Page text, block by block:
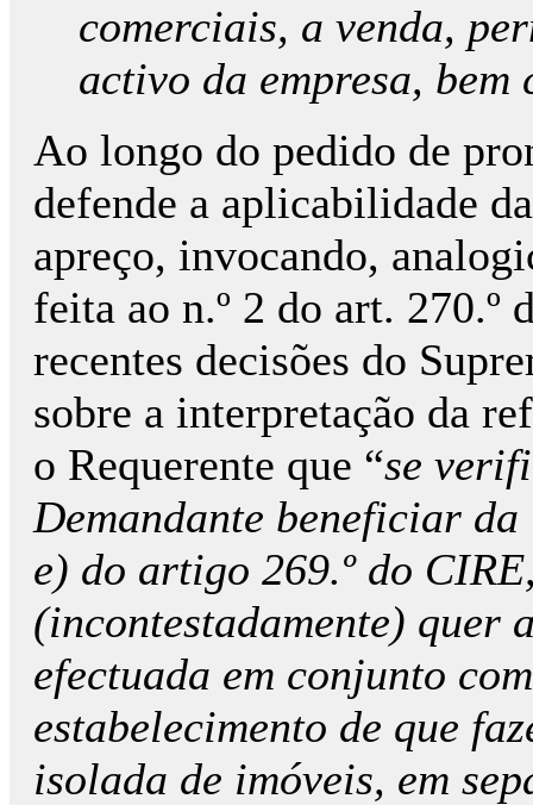
comerciais, a venda,
activo da empresa, bem
Ao longo do pedido de
defende a aplicabilidade
apreço, invocando,
feita ao n.º 2 do art. 270.º
recentes decisões do
sobre a interpretação da
o Requerente que “se
Demandante beneficiar
e) do artigo 269.º do
(incontestadamente) quer
efectuada em conjunto
estabelecimento de que
isolada de imóveis, em